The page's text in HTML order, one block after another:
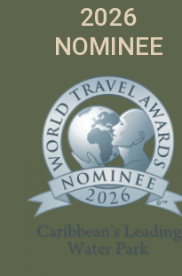
2026
NOMINEE